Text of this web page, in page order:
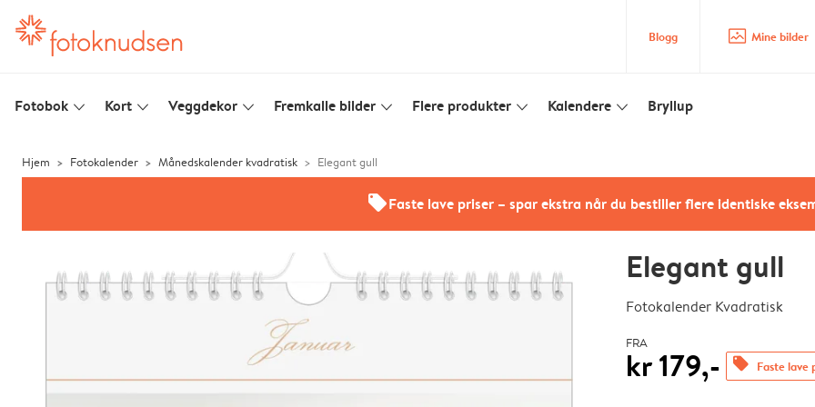
Blogg image_placeholder Mine bilder
Fotobok slim_arrow_down Kort slim_arrow_down Veggdekor slim_arrow_down Fremkalle bilder slim_arrow_down Flere produkter slim_arrow_down Kalendere slim_arrow_down Bryllup
Hjem Fotokalender Månedskalender kvadratisk Elegant gull
offersFaste lave priser – spar ekstra når du bestiller flere identiske
Elegant gull
Fotokalender Kvadratisk
FRA
kr 179,- offers Faste lave